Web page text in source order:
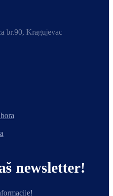
br.90, Kragujevac
newsletter!